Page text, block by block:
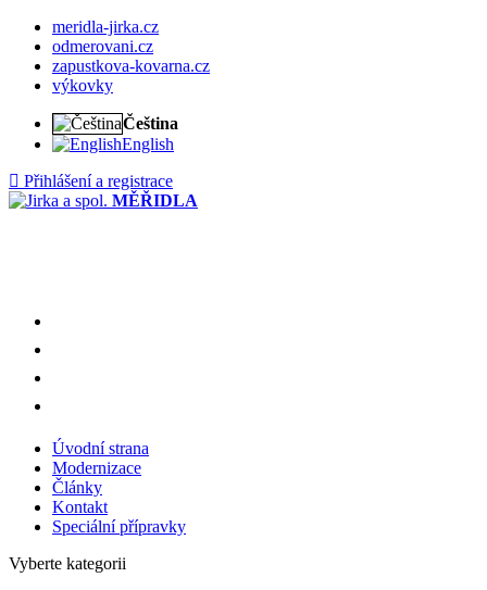
meridla-jirka.cz
odmerovani.cz
zapustkova-kovarna.cz
výkovky
Čeština
English
Přihlášení a registrace
MĚŘIDLA
Úvodní strana
Modernizace
Články
Kontakt
Speciální přípravky
Vyberte kategorii